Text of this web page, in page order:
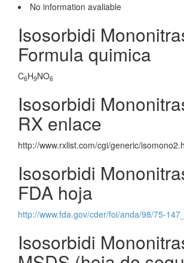
No information avaliable
Isosorbidi
Formula quimica
C6H9NO6
Isosorbidi
RX enlace
http://www.rxlist.com/cgi/generic/
Isosorbidi
FDA hoja
http://www.fda.gov/cder/foi/anda/98/75-
Isosorbidi